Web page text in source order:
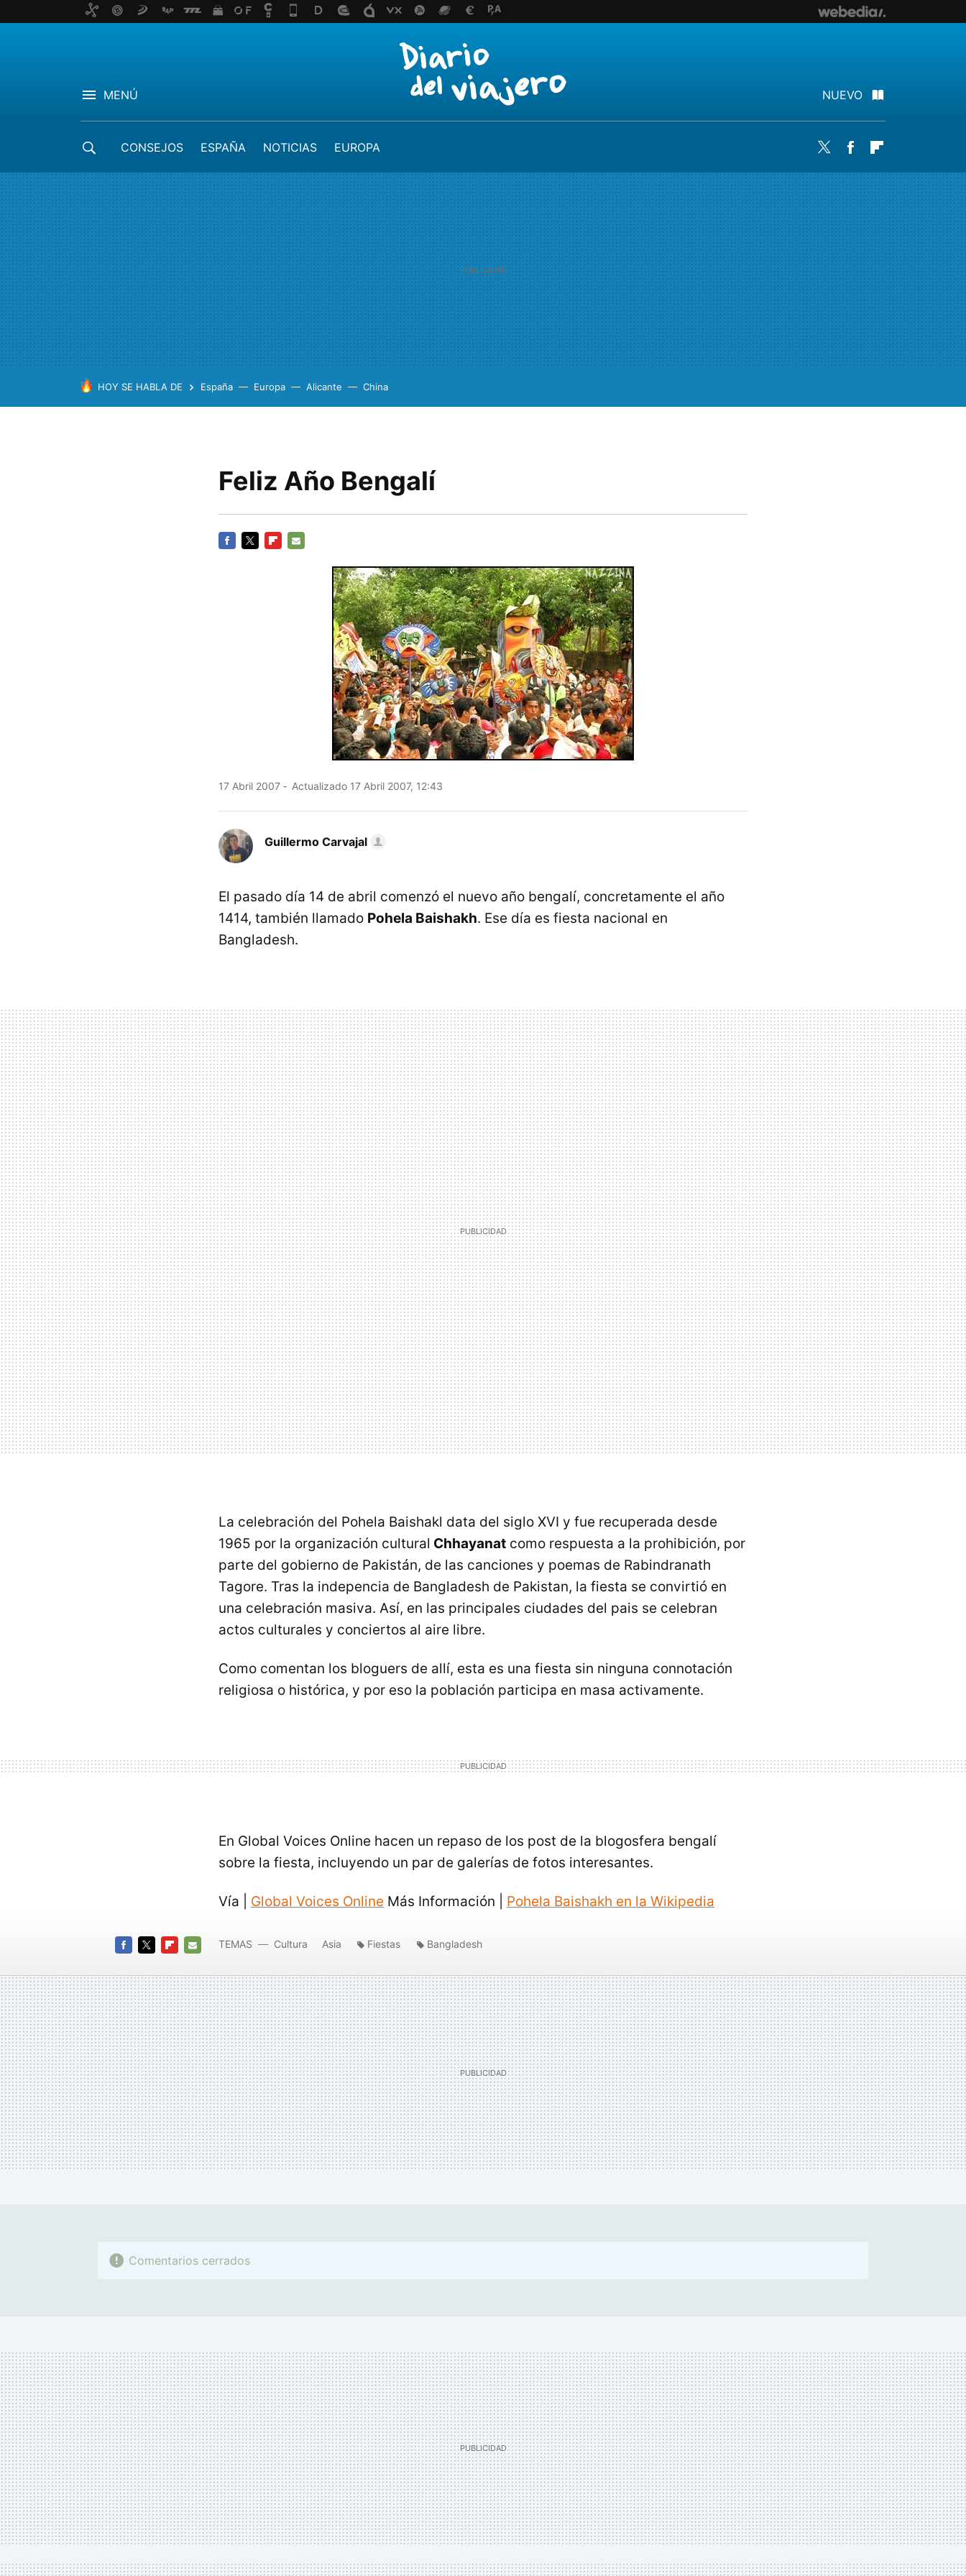
MENÚ NUEVO
CONSEJOS ESPAÑA NOTICIAS EUROPA Twitter Facebook
HOY SE HABLA DE España Europa Alicante China
Feliz Año Bengalí
17 Abril 2007 Actualizado 17 Abril 2007, 12:43
Guillermo Carvajal
El pasado día 14 de abril comenzó el nuevo año bengalí, concretamente el año
1414, también llamado Pohela Baishakh. Ese día es fiesta nacional en
Bangladesh.
La celebración del Pohela Baishakl data del siglo XVI y fue recuperada desde
1965 por la organización cultural Chhayanat como respuesta a la prohibición, por
parte del gobierno de Pakistán, de las canciones y poemas de Rabindranath
Tagore. Tras la indepencia de Bangladesh de Pakistan, la fiesta se convirtió en
una celebración masiva. Así, en las principales ciudades del pais se celebran
actos culturales y conciertos al aire libre.
Como comentan los bloguers de allí, esta es una fiesta sin ninguna connotación
religiosa o histórica, y por eso la población participa en masa activamente.
En Global Voices Online hacen un repaso de los post de la blogosfera bengalí
sobre la fiesta, incluyendo un par de galerías de fotos interesantes.
Vía | Global Voices Online Más Información | Pohela Baishakh en la Wikipedia
MAIL
TEMAS Cultura Asia Fiestas Bangladesh
Comentarios cerrados